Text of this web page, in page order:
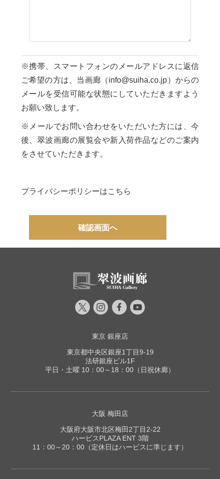
※携帯、スマートフォンのメールアドレスに返信
ご希望の方は、当画廊（info@suiha.co.jp）からの
メールを受信可能な状態にしていただきますよう
お願い致します。
※メールでお問い合わせをいただいた方には、今
後、翠波画廊の展覧会や新入荷作品などのご案内
をさせていただきます。
プライバシーポリシーはこちら
東京 銀座店
東京都中央区銀座1丁目9-19
法研銀座ビル1F
平日・土曜 10：00～18：00（日祝休廊）
大阪 梅田店
大阪府大阪市北区梅田2丁目2-22
ハービスPLAZA ENT 3階
11：00～20：00（定休日はハービスに準じます）